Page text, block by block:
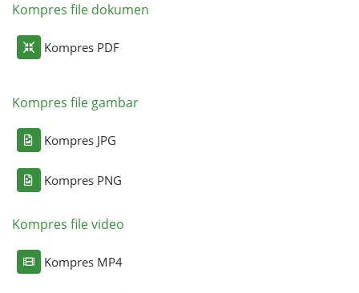
Kompres file dokumen
Kompres PDF
Kompres file gambar
Kompres JPG
Kompres PNG
Kompres file video
Kompres MP4